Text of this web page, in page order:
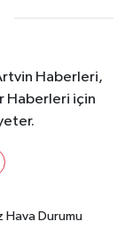
Haberleri,
Haberleri için
Hava Durumu